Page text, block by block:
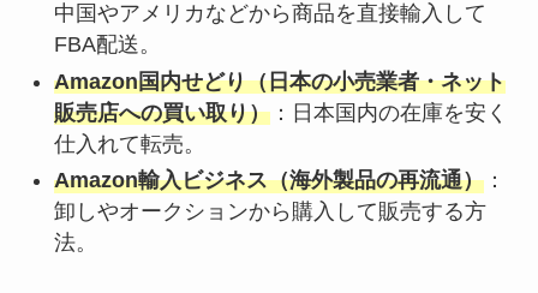
中国やアメリカなどから商品を直接輸入して
FBA配送。
Amazon国内せどり（日本の小売業者・ネット
販売店への買い取り）：日本国内の在庫を安く
仕入れて転売。
Amazon輸入ビジネス（海外製品の再流通）：
卸しやオークションから購入して販売する方
法。